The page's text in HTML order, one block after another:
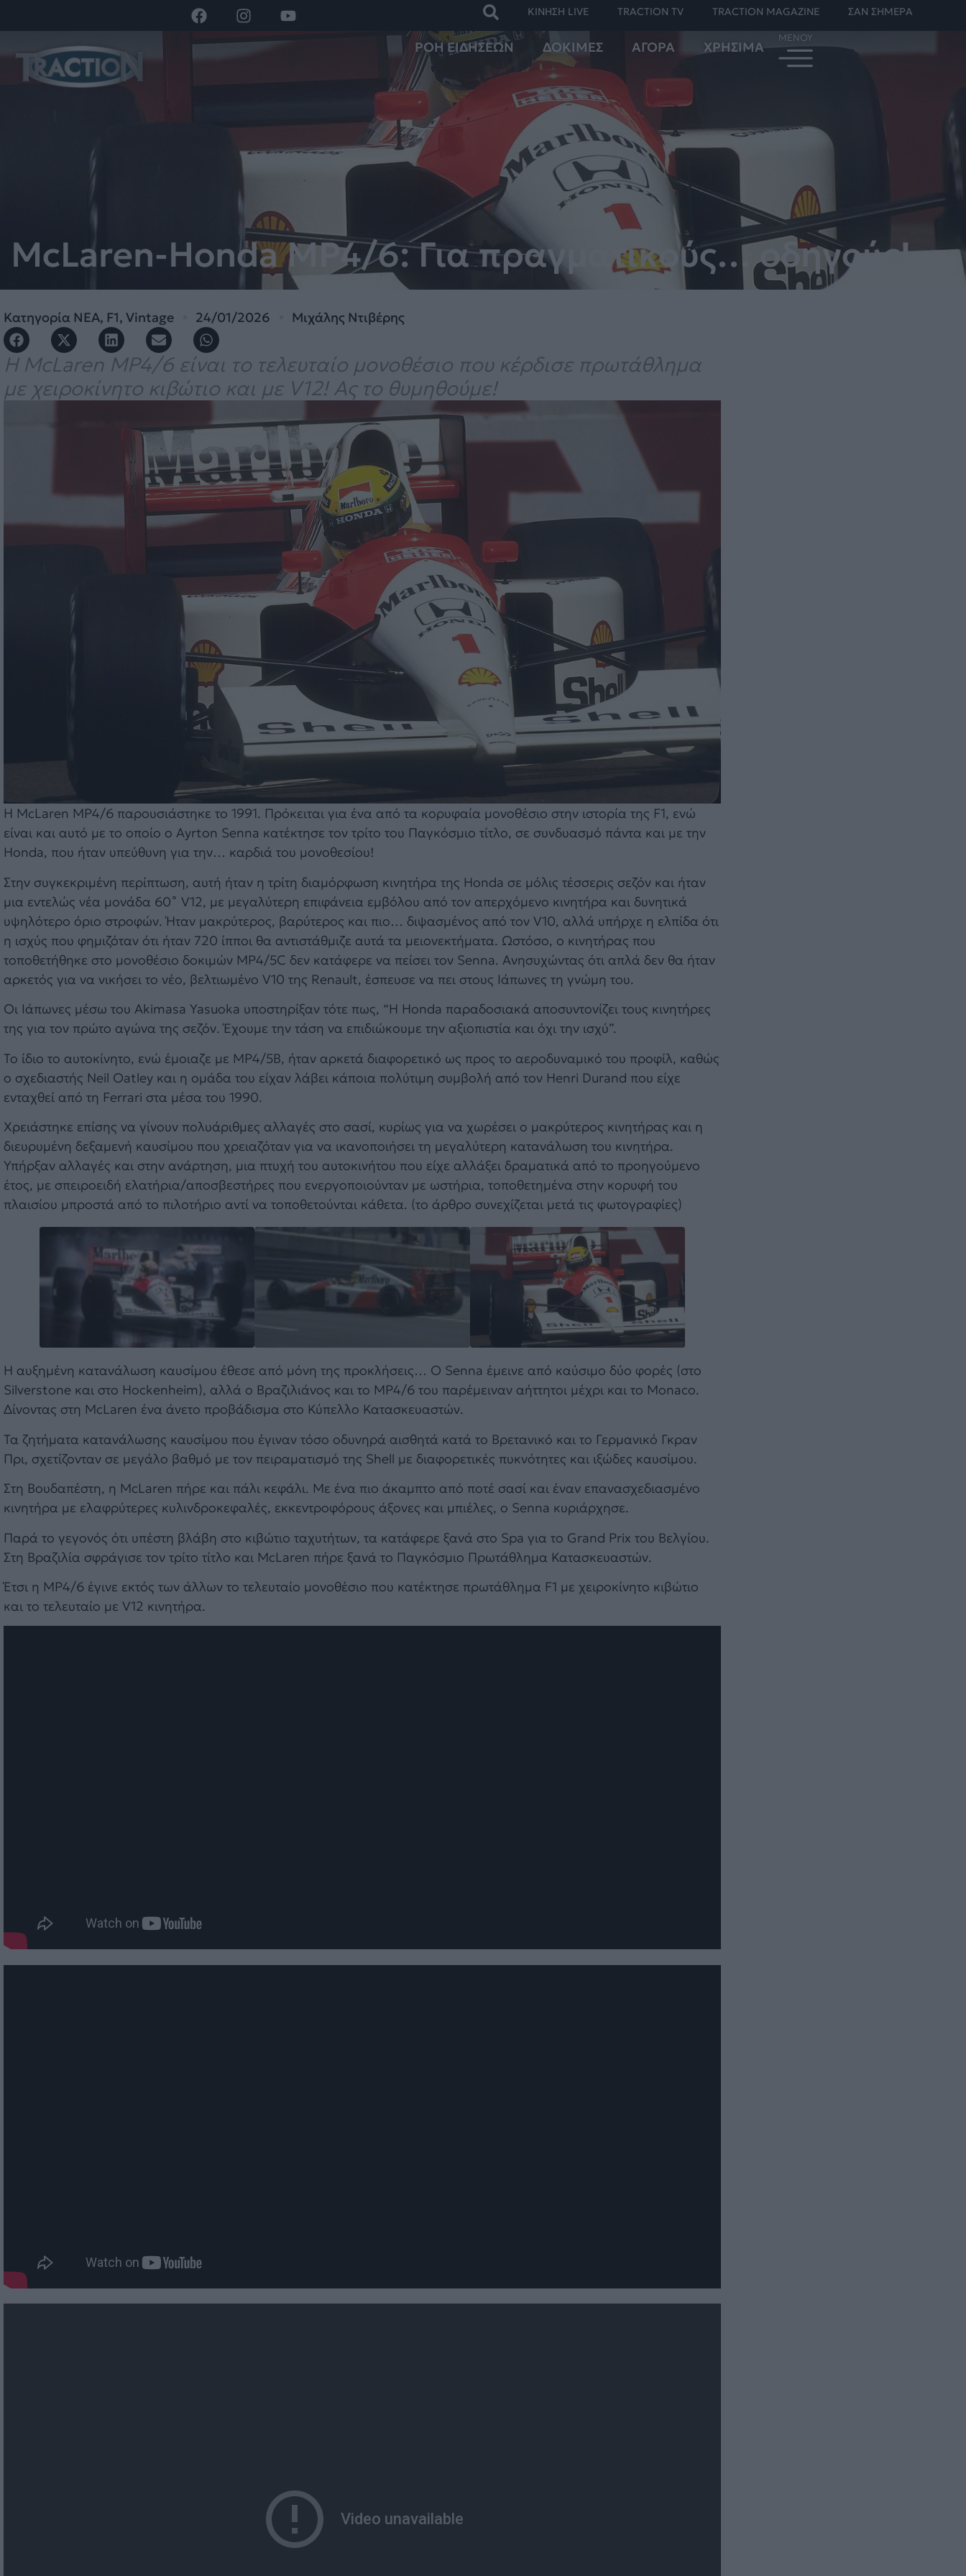
ΚΙΝΗΣΗ LIVE TRACTION TV TRACTION MAGAZINE ΣΑΝ ΣΗΜΕΡΑ
ΡΟΗ ΕΙΔΗΣΕΩΝ ΔΟΚΙΜΕΣ ΑΓΟΡΑ ΧΡΗΣΙΜΑ
McLaren-Honda MP4/6: Για πραγματικούς… οδηγούς!
Κατηγορία ΝΕΑ, F1, Vintage 24/01/2026 Μιχάλης Ντιβέρης
H McLaren MP4/6 είναι το τελευταίο μονοθέσιο που κέρδισε πρωτάθλημα
με χειροκίνητο κιβώτιο και με V12! Ας το θυμηθούμε!
H McLaren MP4/6 παρουσιάστηκε το 1991. Πρόκειται για ένα από τα κορυφαία μονοθέσιο στην ιστορία της F1, ενώ
είναι και αυτό με το οποίο ο Ayrton Senna κατέκτησε τον τρίτο του Παγκόσμιο τίτλο, σε συνδυασμό πάντα και με την
Honda, που ήταν υπεύθυνη για την… καρδιά του μονοθεσίου!
Στην συγκεκριμένη περίπτωση, αυτή ήταν η τρίτη διαμόρφωση κινητήρα της Honda σε μόλις τέσσερις σεζόν και ήταν
μια εντελώς νέα μονάδα 60˚ V12, με μεγαλύτερη επιφάνεια εμβόλου από τον απερχόμενο κινητήρα και δυνητικά
υψηλότερο όριο στροφών. Ήταν μακρύτερος, βαρύτερος και πιο… διψασμένος από τον V10, αλλά υπήρχε η ελπίδα ότι
η ισχύς που φημιζόταν ότι ήταν 720 ίπποι θα αντιστάθμιζε αυτά τα μειονεκτήματα. Ωστόσο, ο κινητήρας που
τοποθετήθηκε στο μονοθέσιο δοκιμών MP4/5C δεν κατάφερε να πείσει τον Senna. Ανησυχώντας ότι απλά δεν θα ήταν
αρκετός για να νικήσει το νέο, βελτιωμένο V10 της Renault, έσπευσε να πει στους Ιάπωνες τη γνώμη του.
Οι Ιάπωνες μέσω του Akimasa Yasuoka υποστηρίξαν τότε πως, “Η Honda παραδοσιακά αποσυντονίζει τους κινητήρες
της για τον πρώτο αγώνα της σεζόν. Έχουμε την τάση να επιδιώκουμε την αξιοπιστία και όχι την ισχύ”.
Το ίδιο το αυτοκίνητο, ενώ έμοιαζε με MP4/5B, ήταν αρκετά διαφορετικό ως προς το αεροδυναμικό του προφίλ, καθώς
ο σχεδιαστής Neil Oatley και η ομάδα του είχαν λάβει κάποια πολύτιμη συμβολή από τον Henri Durand που είχε
ενταχθεί από τη Ferrari στα μέσα του 1990.
Χρειάστηκε επίσης να γίνουν πολυάριθμες αλλαγές στο σασί, κυρίως για να χωρέσει ο μακρύτερος κινητήρας και η
διευρυμένη δεξαμενή καυσίμου που χρειαζόταν για να ικανοποιήσει τη μεγαλύτερη κατανάλωση του κινητήρα.
Υπήρξαν αλλαγές και στην ανάρτηση, μια πτυχή του αυτοκινήτου που είχε αλλάξει δραματικά από το προηγούμενο
έτος, με σπειροειδή ελατήρια/αποσβεστήρες που ενεργοποιούνταν με ωστήρια, τοποθετημένα στην κορυφή του
πλαισίου μπροστά από το πιλοτήριο αντί να τοποθετούνται κάθετα. (το άρθρο συνεχίζεται μετά τις φωτογραφίες)
Η αυξημένη κατανάλωση καυσίμου έθεσε από μόνη της προκλήσεις… Ο Senna έμεινε από καύσιμο δύο φορές (στο
Silverstone και στο Hockenheim), αλλά ο Βραζιλιάνος και το MP4/6 του παρέμειναν αήττητοι μέχρι και το Monaco.
Δίνοντας στη McLaren ένα άνετο προβάδισμα στο Κύπελλο Κατασκευαστών.
Τα ζητήματα κατανάλωσης καυσίμου που έγιναν τόσο οδυνηρά αισθητά κατά το Βρετανικό και το Γερμανικό Γκραν
Πρι, σχετίζονταν σε μεγάλο βαθμό με τον πειραματισμό της Shell με διαφορετικές πυκνότητες και ιξώδες καυσίμου.
Στη Βουδαπέστη, η McLaren πήρε και πάλι κεφάλι. Με ένα πιο άκαμπτο από ποτέ σασί και έναν επανασχεδιασμένο
κινητήρα με ελαφρύτερες κυλινδροκεφαλές, εκκεντροφόρους άξονες και μπιέλες, ο Senna κυριάρχησε.
Παρά το γεγονός ότι υπέστη βλάβη στο κιβώτιο ταχυτήτων, τα κατάφερε ξανά στο Spa για το Grand Prix του Βελγίου.
Στη Βραζιλία σφράγισε τον τρίτο τίτλο και McLaren πήρε ξανά το Παγκόσμιο Πρωτάθλημα Κατασκευαστών.
Έτσι η MP4/6 έγινε εκτός των άλλων το τελευταίο μονοθέσιο που κατέκτησε πρωτάθλημα F1 με χειροκίνητο κιβώτιο
και το τελευταίο με V12 κινητήρα.